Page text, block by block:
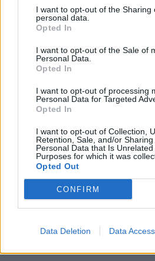
I want to opt-out of the Sharing
personal data.
Opted In
I want to opt-out of the Sale of
Personal Data.
Opted In
I want to opt-out of processing
Personal Data for Targeted
Opted In
I want to opt-out of Collection,
Retention, Sale, and/or
Personal Data that Is
Purposes for which it was
Opted Out
CONFIRM
Data Deletion Data Access